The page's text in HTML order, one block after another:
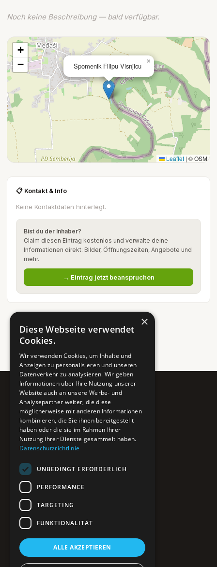
Noch keine Beschreibung — bald verfügbar.
Spomenik Filipu Visnjicu
×
+
−
Leaflet | © OSM
📋 Kontakt & Info
Keine Kontaktdaten hinterlegt.
Bist du der Inhaber?
Claim diesen Eintrag kostenlos und verwalte deine
Informationen direkt: Bilder, Öffnungszeiten, Angebote und
mehr.
→ Eintrag jetzt beanspruchen
Pure BiH
Authentisches Bosnien & Herzegowina
Ein Teil des BTP Reise-Netzwerks.
POIs entdecken
Interaktive Karte
Reiseblog
Reiseinfos & Tipps
Impressum
Datenschutz
×
Diese Webseite verwendet
Cookies.
Wir verwenden Cookies, um Inhalte und
Anzeigen zu personalisieren und unseren
Datenverkehr zu analysieren. Wir geben
Informationen über Ihre Nutzung unserer
Website auch an unsere Werbe- und
Analysepartner weiter, die diese
möglicherweise mit anderen Informationen
kombinieren, die Sie ihnen bereitgestellt
haben oder die sie im Rahmen Ihrer
Nutzung ihrer Dienste gesammelt haben.
Datenschutzrichtlinie
UNBEDINGT ERFORDERLICH
PERFORMANCE
TARGETING
FUNKTIONALITÄT
ALLE AKZEPTIEREN